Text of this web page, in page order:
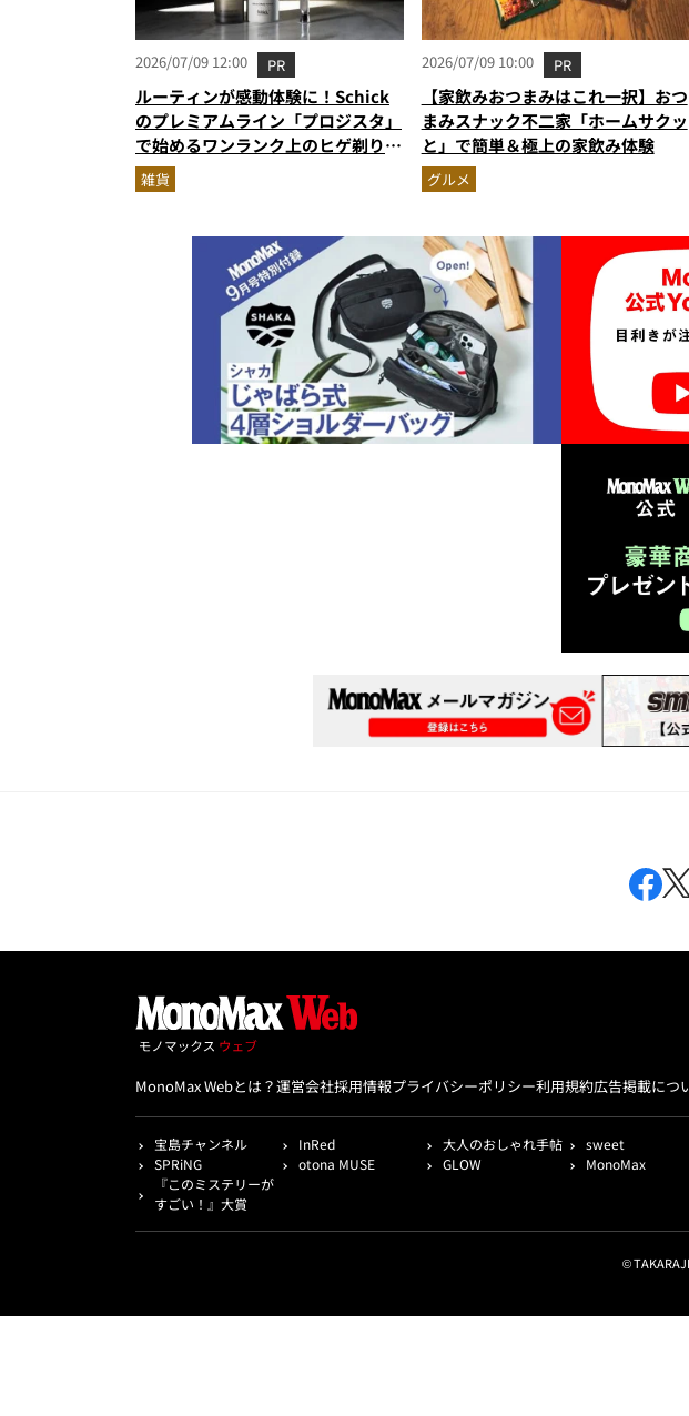
2026/07/09 12:00 PR
ルーティンが感動体験に！Schick
のプレミアムライン「プロジスタ」
で始めるワンランク上のヒゲ剃り習
慣
雑貨
2026/07/09 10:00 PR
【家飲みおつまみはこれ一択】おつ
まみスナック不二家「ホームサクッ
と」で簡単＆極上の家飲み体験
グルメ
MonoMax Webとは？運営会社採用情報プライバシーポリシー利用規約広告掲載につ
宝島チャンネル InRed 大人のおしゃれ手帖 sweet
SPRiNG
otona MUSE GLOW MonoMax
『このミステリーが
すごい！』大賞
©